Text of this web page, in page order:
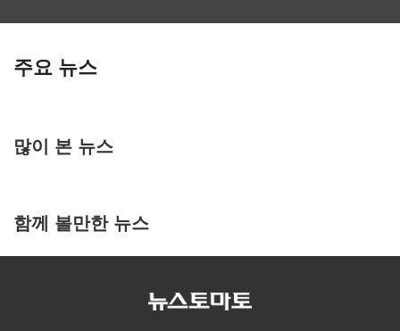
주요 뉴스
많이 본 뉴스
함께 볼만한 뉴스